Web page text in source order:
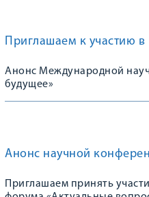
Приглашаем к участию
Анонс Международной
будущее»
Анонс научной
Приглашаем принять